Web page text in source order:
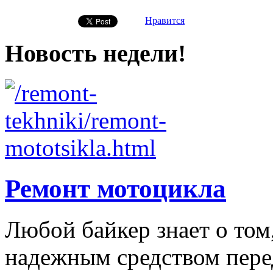
Нравится
Новость недели!
Ремонт мотоцикла
Любой байкер знает о
надежным средством